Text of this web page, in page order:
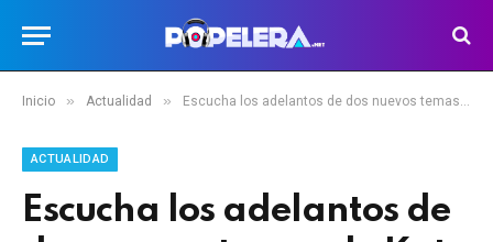
Inicio » Actualidad » Escucha los adelantos de dos nuevos temas de Katy Perry
ACTUALIDAD
Escucha los adelantos de